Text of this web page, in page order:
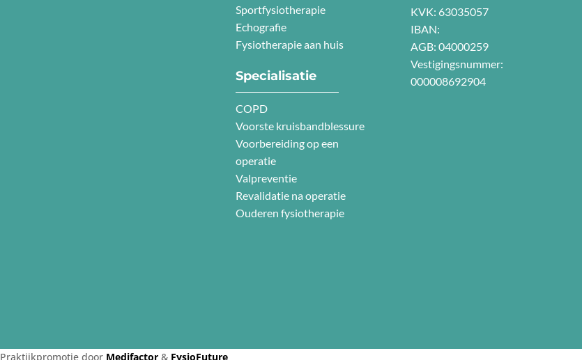
Sportfysiotherapie
Echografie
Fysiotherapie aan huis
Specialisatie
COPD
Voorste kruisbandblessure
Voorbereiding op een
operatie
Valpreventie
Revalidatie na operatie
Ouderen fysiotherapie
KVK: 63035057
IBAN:
AGB: 04000259
Vestigingsnummer:
000008692904
Praktijkpromotie door Medifactor & FysioFuture